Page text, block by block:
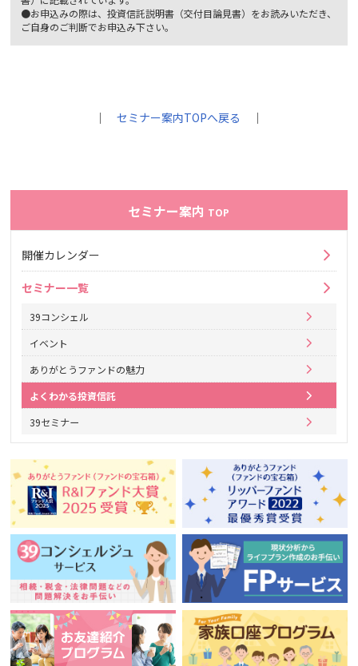
●お申込みの際は、投資信託説明書（交付目論見書）をお読みいただき、
ご自身のご判断でお申込み下さい。
｜セミナー案内TOPへ戻る ｜
セミナー案内 TOP
開催カレンダー
セミナー一覧
39コンシェル
イベント
ありがとうファンドの魅力
よくわかる投資信託
39セミナー